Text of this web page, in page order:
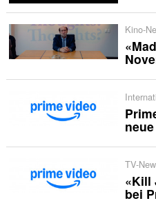
Kino-
TV-
«Kill
bei